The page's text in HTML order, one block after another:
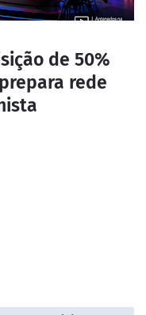
de 50%
rede